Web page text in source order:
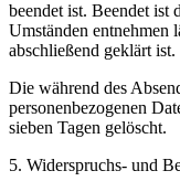
beendet ist. Beendet ist
Umständen entnehmen
abschließend geklärt ist.
Die während des
personenbezogenen
sieben Tagen gelöscht.
5. Widerspruchs- und